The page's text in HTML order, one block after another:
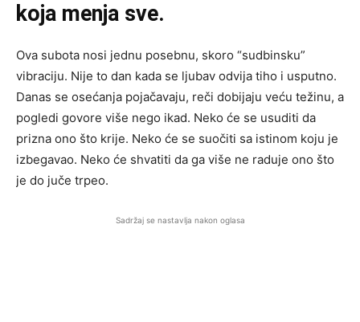
koja menja sve.
Ova subota nosi jednu posebnu, skoro “sudbinsku”
vibraciju. Nije to dan kada se ljubav odvija tiho i usputno.
Danas se osećanja pojačavaju, reči dobijaju veću težinu, a
pogledi govore više nego ikad. Neko će se usuditi da
prizna ono što krije. Neko će se suočiti sa istinom koju je
izbegavao. Neko će shvatiti da ga više ne raduje ono što
je do juče trpeo.
Sadržaj se nastavlja nakon oglasa